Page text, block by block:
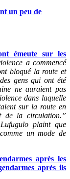
un peu de
émeute sur les
a commencé
bloqué la route et
gens qui ont été
ne auraient pas
dans laquelle
sur la route en
de la circulation.”
plaint que
un mode de
après les
après ils